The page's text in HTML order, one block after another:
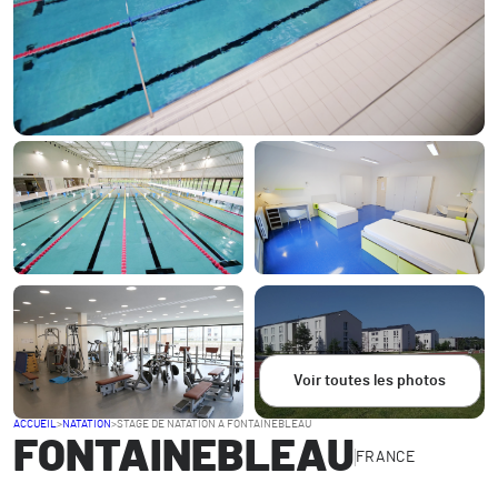
Voir toutes les photos
ACCUEIL>NATATION>STAGE DE NATATION A FONTAINEBLEAU
FONTAINEBLEAU FRANCE